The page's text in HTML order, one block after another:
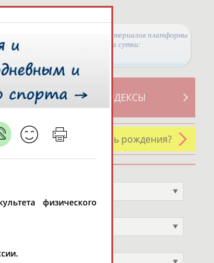
Просмотры материалов платформы
за сутки:
СВОДНЫЕ ИНДЕКСЫ
У кого сегодня день рождения?
звание
физического